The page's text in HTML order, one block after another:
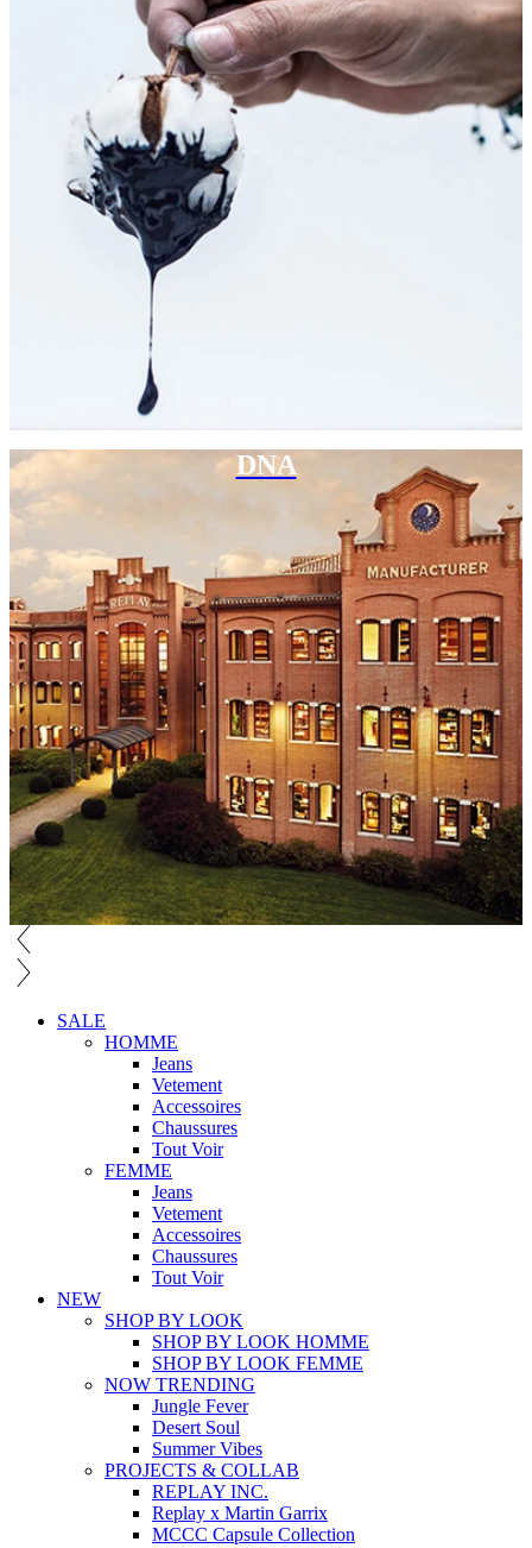
DNA
SALE
HOMME
Jeans
Vetement
Accessoires
Chaussures
Tout Voir
FEMME
Jeans
Vetement
Accessoires
Chaussures
Tout Voir
NEW
SHOP BY LOOK
SHOP BY LOOK HOMME
SHOP BY LOOK FEMME
NOW TRENDING
Jungle Fever
Desert Soul
Summer Vibes
PROJECTS & COLLAB
REPLAY INC.
Replay x Martin Garrix
MCCC Capsule Collection